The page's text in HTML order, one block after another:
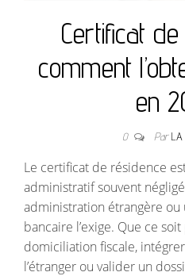
Certificat
comment
en
0 ParLA
Le certificat de résidence
administratif souvent
administration étrangère
bancaire l’exige. Que ce
domiciliation fiscale,
l’étranger ou valider un